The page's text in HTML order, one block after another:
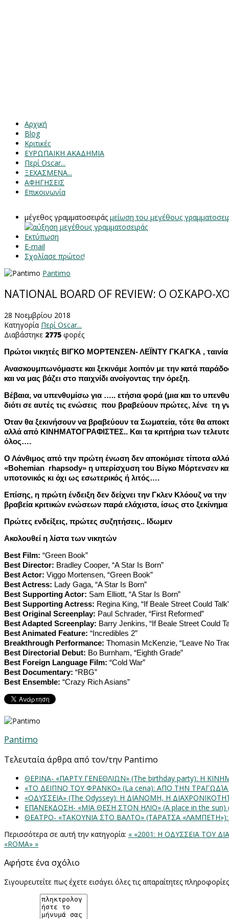
Αρχική
Blog
Κριτικές
ΕΥΡΩΠΑΙΚΗ ΑΚΑΔΗΜΙΑ
Περί Oscar...
ΞΕΧΑΣΜΕΝΑ...
ΑΦΗΓΗΣΕΙΣ
Επικοινωνία
μέγεθος γραμματοσειράς μείωση του μεγέθους
Εκτύπωση
E-mail
Σχολίασε πρώτος!
Pantimo
NATIONAL BOARD OF REVIEW: Ο ΟΣΚΑΡΟ-
28 Νοεμβρίου 2018
Κατηγορία Περί Oscar...
Διαβάστηκε 2775 φορές
Πρώτοι νικητές ΒΙΓΚΟ ΜΟΡΤΕΝΣΕΝ- ΛΕΪΝΤΥ ΓΚΑΓΚΑ , ταινία
Ανασκουμπωνόμαστε και ξεκινάμε λοιπόν με την κατά
και να μας βάζει στο παιχνίδι ανοίγοντας την όρεξη.
Βέβαια, να υπενθυμίσω για ….. ετήσια φορά (μια και το
διότι σε αυτές τις ενώσεις που βραβεύουν πρώτες, λένε τη
Όταν θα ξεκινήσουν να βραβεύουν τα Σωματεία, τότε θα
αλλά από ΚΙΝΗΜΑΤΟΓΡΑΦΙΣΤΕΣ.. Και τα κριτήρια των
όλος….
Ο Λάνθιμος από την πρώτη ένωση δεν αποκόμισε τίποτα αλλά
«Bohemian rhapsody» η υπερίσχυση του Βίγκο Μόρτενσεν
υποτονικός κι όχι ως εσωτερικός ή λιτός….
Επίσης, η πρώτη ένδειξη δεν δείχνει την Γκλεν Κλόουζ να την
βραβεία κριτικών ενώσεων παρά ελάχιστα, ίσως στο
Πρώτες ενδείξεις, πρώτες συζητήσεις.. Ιδωμεν
Ακολουθεί η λίστα των νικητών
Best Film: “Green Book”
Best Director: Bradley Cooper, “A Star Is Born”
Best Actor: Viggo Mortensen, “Green Book”
Best Actress: Lady Gaga, “A Star Is Born”
Best Supporting Actor: Sam Elliott, “A Star Is Born”
Best Supporting Actress: Regina King, “If Beale Street Could
Best Original Screenplay: Paul Schrader, “First Reformed”
Best Adapted Screenplay: Barry Jenkins, “If Beale Street Could
Best Animated Feature: “Incredibles 2”
Breakthrough Performance: Thomasin McKenzie, “Leave No
Best Directorial Debut: Bo Burnham, “Eighth Grade”
Best Foreign Language Film: “Cold War”
Best Documentary: “RBG”
Best Ensemble: “Crazy Rich Asians”
Pantimo
Τελευταία άρθρα από τον/την Pantimo
ΘΕΡΙΝΑ- «ΠΑΡΤΥ ΓΕΝΕΘΛΙΩΝ» (The birthday party): H
«ΤΟ ΔΕΙΠΝΟ ΤΟΥ ΦΡΑΝΚΟ» (La cena): ΑΠΟ ΤΗΝ
«ΟΔΥΣΣΕΙΑ» (The Odyssey): Η ΔΙΑΝΟΜΗ, Η
ΕΠΑΝΕΚΔΟΣΗ- «ΜΙΑ ΘΕΣΗ ΣΤΟΝ ΗΛΙΟ» (Α place in the
ΘΕΑΤΡΟ- «ΤΑΚΟΥΝΙΑ ΣΤΟ ΒΑΛΤΟ» (ΤΑΡΑΤΣΑ
Περισσότερα σε αυτή την κατηγορία: « «2001: Η ΟΔΥΣΣΕΙΑ ΤΟΥ
«ROMA» »
Αφήστε ένα σχόλιο
Σιγουρευτείτε πως έχετε εισάγει όλες τις απαραίτητες